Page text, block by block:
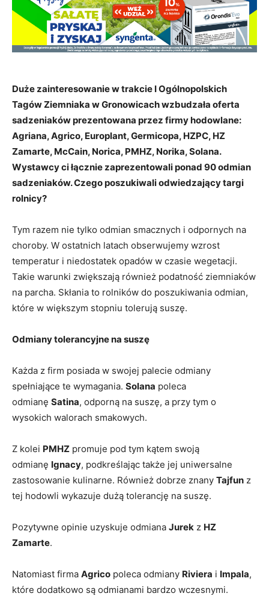
Duże zainteresowanie w trakcie I Ogólnopolskich
Tagów Ziemniaka w Gronowicach wzbudzała oferta
sadzeniaków prezentowana przez firmy hodowlane:
Agriana, Agrico, Europlant, Germicopa, HZPC, HZ
Zamarte, McCain, Norica, PMHZ, Norika, Solana.
Wystawcy ci łącznie zaprezentowali ponad 90 odmian
sadzeniaków. Czego poszukiwali odwiedzający targi
rolnicy?
Tym razem nie tylko odmian smacznych i odpornych na
choroby. W ostatnich latach obserwujemy wzrost
temperatur i niedostatek opadów w czasie wegetacji.
Takie warunki zwiększają również podatność ziemniaków
na parcha. Skłania to rolników do poszukiwania odmian,
które w większym stopniu tolerują suszę.
Odmiany tolerancyjne na suszę
Każda z firm posiada w swojej palecie odmiany
spełniające te wymagania. Solana poleca
odmianę Satina, odporną na suszę, a przy tym o
wysokich walorach smakowych.
Z kolei PMHZ promuje pod tym kątem swoją
odmianę Ignacy, podkreślając także jej uniwersalne
zastosowanie kulinarne. Również dobrze znany Tajfun z
tej hodowli wykazuje dużą tolerancję na suszę.
Pozytywne opinie uzyskuje odmiana Jurek z HZ
Zamarte.
Natomiast firma Agrico poleca odmiany Riviera i Impala,
które dodatkowo są odmianami bardzo wczesnymi.